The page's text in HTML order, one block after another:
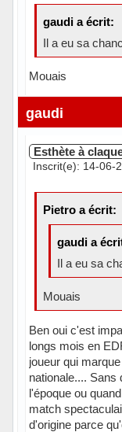
gaudi a écrit:
Il a eu sa
Mouais
Hors ligne
gaudi
Esthète à
Inscrit(e): 14-06-
Pietro a écrit:
gaudi a
Il a eu sa
Mouais
Ben oui c'est
longs mois en
joueur qui
nationale.... Sans
l'époque ou
match
d'origine parce